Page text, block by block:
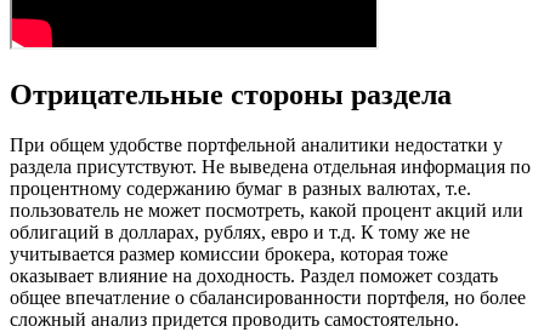
Отрицательные стороны раздела
При общем удобстве портфельной аналитики недостатки у
раздела присутствуют. Не выведена отдельная информация по
процентному содержанию бумаг в разных валютах, т.е.
пользователь не может посмотреть, какой процент акций или
облигаций в долларах, рублях, евро и т.д. К тому же не
учитывается размер комиссии брокера, которая тоже
оказывает влияние на доходность. Раздел поможет создать
общее впечатление о сбалансированности портфеля, но более
сложный анализ придется проводить самостоятельно.